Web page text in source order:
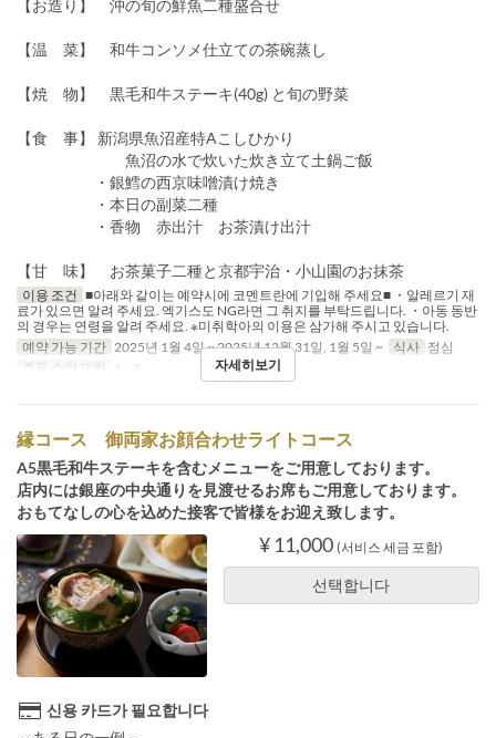
【お造り】 沖の旬の鮮魚二種盛合せ
【温 菜】 和牛コンソメ仕立ての茶碗蒸し
【焼 物】 黒毛和牛ステーキ(40g) と旬の野菜
【食 事】 新潟県魚沼産特Aこしひかり
魚沼の水で炊いた炊き立て土鍋ご飯
・銀鱈の西京味噌漬け焼き
・本日の副菜二種
・香物 赤出汁 お茶漬け出汁
【甘 味】 お茶菓子二種と京都宇治・小山園のお抹茶
이용 조건 ■아래와 같이는 예약시에 코멘트란에 기입해 주세요■ ・알레르기 재
료가 있으면 알려 주세요. 엑기스도 NG라면 그 취지를 부탁드립니다. ・아동 동반
의 경우는 연령을 알려 주세요. ※미취학아의 이용은 삼가해 주시고 있습니다.
예약 가능 기간 2025년 1월 4일 ~ 2025년 12월 31일, 1월 5일 ~ 식사 점심
주문 수량 제한
1 ~ 8 자세히보기
縁コース 御両家お顔合わせライトコース
A5黒毛和牛ステーキを含むメニューをご用意しております。
店内には銀座の中央通りを見渡せるお席もご用意しております。
おもてなしの心を込めた接客で皆様をお迎え致します。
¥ 11,000 (서비스 세금 포함)
선택합니다
신용 카드가 필요합니다